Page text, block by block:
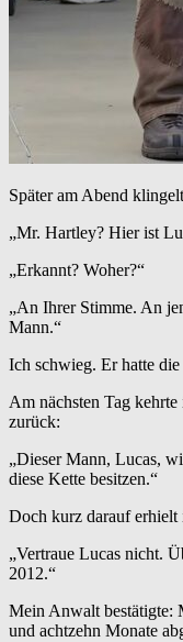
Später am Abend
„Mr. Hartley? Hier ist
„Erkannt? Woher?“
„An Ihrer Stimme. An
Mann.“
Ich schwieg. Er hatte
Am nächsten Tag
zurück:
„Dieser Mann, Lucas,
diese Kette besitzen.“
Doch kurz darauf
„Vertraue Lucas nicht.
2012.“
Mein Anwalt bestätigte:
und achtzehn Monate